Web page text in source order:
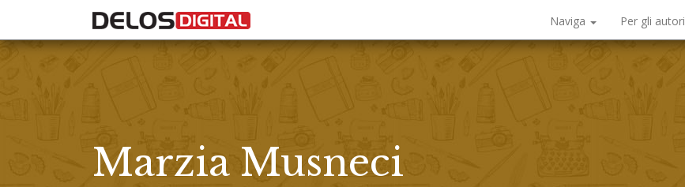
Naviga Per gli autori
Marzia Musneci